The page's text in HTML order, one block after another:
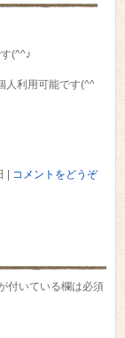
(^^♪
人利用可能です(^^
コメントをどうぞ
付いている欄は必須